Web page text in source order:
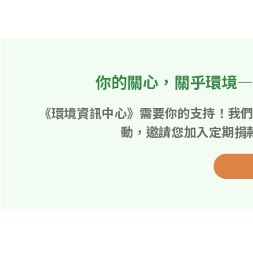
你的關心，關乎環境
《環境資訊中心》需要你的支持！我
動，邀請您加入定期捐